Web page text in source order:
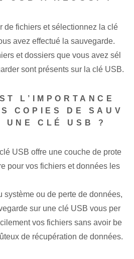
de fichiers et sélectionnez la clé
avez effectué la sauvegarde.
et dossiers que vous avez sél
sont présents sur la clé USB.
L’IMPORTANCE
COPIES DE SAUV
UNE CLÉ USB ?
USB offre une couche de prote
pour vos fichiers et données les
système ou de perte de données,
sur une clé USB vous per
vos fichiers sans avoir be
de récupération de données.